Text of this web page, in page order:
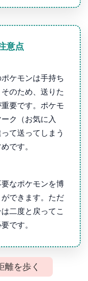
意点
ケモンは手持ち
のため、送りた
要です。ポケモ
ク（お気に入
て送ってしまう
です。
なポケモンを博
できます。ただ
二度と戻ってこ
です。
離を歩く